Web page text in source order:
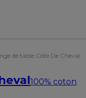
de table Côte De Cheval
100% coton